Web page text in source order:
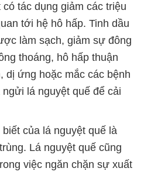
tác dụng giảm các triệu
tới hệ hô hấp. Tinh dầu
làm sạch, giảm sự đông
thoáng, hô hấp thuận
dị ứng hoặc mắc các bệnh
lá nguyệt quế để cải
của lá nguyệt quế là
Lá nguyệt quế cũng
việc ngăn chặn sự xuất